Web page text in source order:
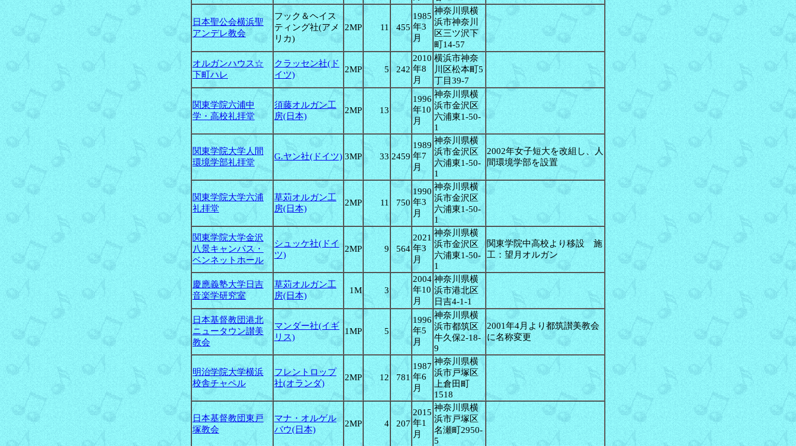
日本聖公会横浜聖
アンデレ教会
フック＆ヘイス
ティング社(アメ
リカ)
2MP 11 455
1985
年3
月
神奈川県横
浜市神奈川
区三ツ沢下
町14-57
オルガンハウス☆
下町ハレ
クラッセン社(ド
イツ)
2MP 5 242
2010
年8
月
横浜市神奈
川区松本町5
丁目39-7
関東学院六浦中
学・高校礼拝堂
須藤オルガン工
房(日本)
2MP 13
1996
年10
月
神奈川県横
浜市金沢区
六浦東1-50-
1
関東学院大学人間
環境学部礼拝堂
G.ヤン社(ドイツ) 3MP 33 2459
1989
年7
月
神奈川県横
浜市金沢区
六浦東1-50-
1
2002年女子短大を改組し、人
間環境学部を設置
関東学院大学六浦
礼拝堂
草苅オルガン工
房(日本)
2MP 11 750
1990
年3
月
神奈川県横
浜市金沢区
六浦東1-50-
1
関東学院大学金沢
八景キャンパス・
ベンネットホール
シュッケ社(ドイ
ツ)
2MP 9 564
2021
年3
月
神奈川県横
浜市金沢区
六浦東1-50-
1
関東学院中高校より移設 施
工：望月オルガン
慶應義塾大学日吉
音楽学研究室
草苅オルガン工
房(日本)
1M 3
2004
年10
月
神奈川県横
浜市港北区
日吉4-1-1
日本基督教団港北
ニュータウン讃美
教会
マンダー社(イギ
リス)
1MP 5
1996
年5
月
神奈川県横
浜市都筑区
牛久保2-18-
9
2001年4月より都筑讃美教会
に名称変更
明治学院大学横浜
校舎チャペル
フレントロップ
社(オランダ)
2MP 12 781
1987
年6
月
神奈川県横
浜市戸塚区
上倉田町
1518
日本基督教団東戸
塚教会
マナ・オルゲル
バウ(日本)
2MP 4 207
2015
年1
月
神奈川県横
浜市戸塚区
名瀬町2950-
5